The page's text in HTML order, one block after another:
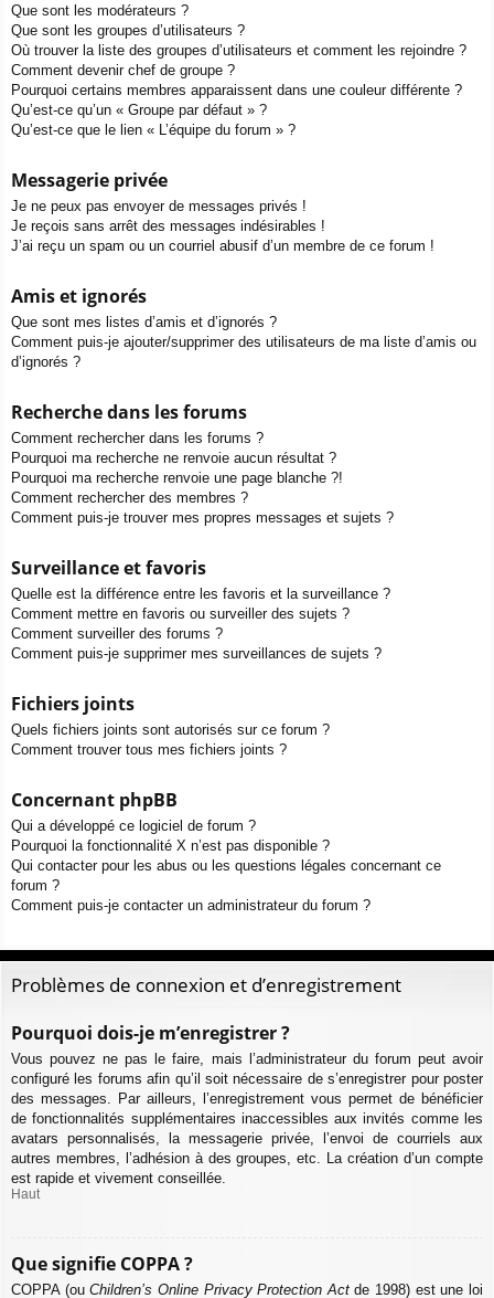
Que sont les modérateurs ?
Que sont les groupes d’utilisateurs ?
Où trouver la liste des groupes d’utilisateurs et comment les rejoindre ?
Comment devenir chef de groupe ?
Pourquoi certains membres apparaissent dans une couleur différente ?
Qu’est-ce qu’un « Groupe par défaut » ?
Qu’est-ce que le lien « L’équipe du forum » ?
Messagerie privée
Je ne peux pas envoyer de messages privés !
Je reçois sans arrêt des messages indésirables !
J’ai reçu un spam ou un courriel abusif d’un membre de ce forum !
Amis et ignorés
Que sont mes listes d’amis et d’ignorés ?
Comment puis-je ajouter/supprimer des utilisateurs de ma liste d’amis ou
d’ignorés ?
Recherche dans les forums
Comment rechercher dans les forums ?
Pourquoi ma recherche ne renvoie aucun résultat ?
Pourquoi ma recherche renvoie une page blanche ?!
Comment rechercher des membres ?
Comment puis-je trouver mes propres messages et sujets ?
Surveillance et favoris
Quelle est la différence entre les favoris et la surveillance ?
Comment mettre en favoris ou surveiller des sujets ?
Comment surveiller des forums ?
Comment puis-je supprimer mes surveillances de sujets ?
Fichiers joints
Quels fichiers joints sont autorisés sur ce forum ?
Comment trouver tous mes fichiers joints ?
Concernant phpBB
Qui a développé ce logiciel de forum ?
Pourquoi la fonctionnalité X n’est pas disponible ?
Qui contacter pour les abus ou les questions légales concernant ce
forum ?
Comment puis-je contacter un administrateur du forum ?
Problèmes de connexion et d’enregistrement
Pourquoi dois-je m’enregistrer ?
Vous pouvez ne pas le faire, mais l’administrateur du forum peut avoir
configuré les forums afin qu’il soit nécessaire de s’enregistrer pour poster
des messages. Par ailleurs, l’enregistrement vous permet de bénéficier
de fonctionnalités supplémentaires inaccessibles aux invités comme les
avatars personnalisés, la messagerie privée, l’envoi de courriels aux
autres membres, l’adhésion à des groupes, etc. La création d’un compte
est rapide et vivement conseillée.
Haut
Que signifie COPPA ?
COPPA (ouChildren’s Online Privacy Protection Actde 1998) est une loi